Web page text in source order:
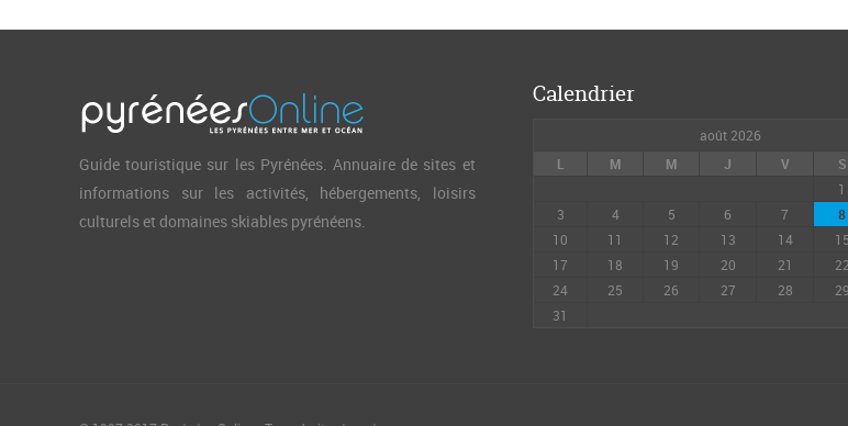
Guide touristique sur les Pyrénées. Annuaire de sites et
informations sur les activités, hébergements, loisirs
culturels et domaines skiables pyrénéens.
Calendrier
août 2026
L
M M J V S
1
3
4 5 6 7 8
10
11 12 13 14 15
17
18 19 20 21 22
24
25 26 27 28 29
31